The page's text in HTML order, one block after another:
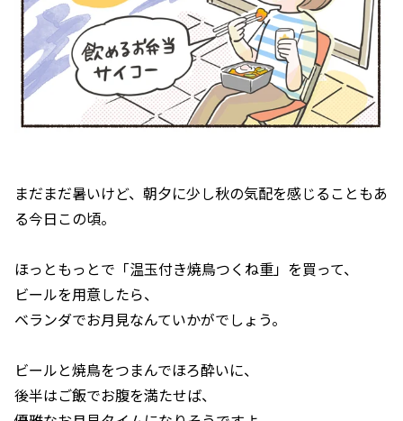
まだまだ暑いけど、朝夕に少し秋の気配を感じることもあ
る今日この頃。
ほっともっとで「温玉付き焼鳥つくね重」を買って、
ビールを用意したら、
ベランダでお月見なんていかがでしょう。
ビールと焼鳥をつまんでほろ酔いに、
後半はご飯でお腹を満たせば、